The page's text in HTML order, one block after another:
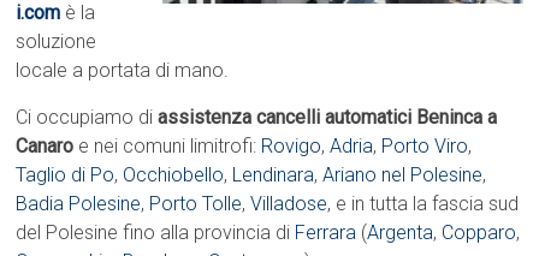
i.com è la
soluzione
locale a portata di mano.
Ci occupiamo diassistenza cancelli automatici Beninca a
Canaro e nei comuni limitrofi: Rovigo,Adria, Porto Viro,
Taglio di Po, Occhiobello, Lendinara,Ariano nel Polesine,
Badia Polesine, Porto Tolle,Villadose, e in tutta la fascia sud
del Polesine fino alla provincia di Ferrara (Argenta, Copparo,